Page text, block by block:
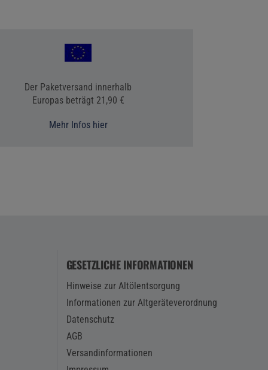
Der Paketversand innerhalb
Europas beträgt 21,90 €
Mehr Infos hier
GESETZLICHE INFORMATIONEN
Hinweise zur Altölentsorgung
Informationen zur Altgeräteverordnung
Datenschutz
AGB
Versandinformationen